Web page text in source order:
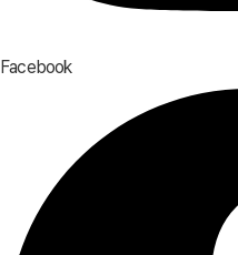
Facebook